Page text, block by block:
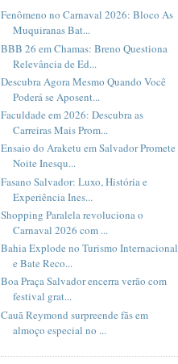
Fenômeno no Carnaval 2026: Bloco As
Muquiranas Bat...
BBB 26 em Chamas: Breno Questiona
Relevância de Ed...
Descubra Agora Mesmo Quando Você
Poderá se Aposent...
Faculdade em 2026: Descubra as
Carreiras Mais Prom...
Ensaio do Araketu em Salvador Promete
Noite Inesqu...
Fasano Salvador: Luxo, História e
Experiência Ines...
Shopping Paralela revoluciona o
Carnaval 2026 com ...
Bahia Explode no Turismo Internacional
e Bate Reco...
Boa Praça Salvador encerra verão com
festival grat...
Cauã Reymond surpreende fãs em
almoço especial no ...